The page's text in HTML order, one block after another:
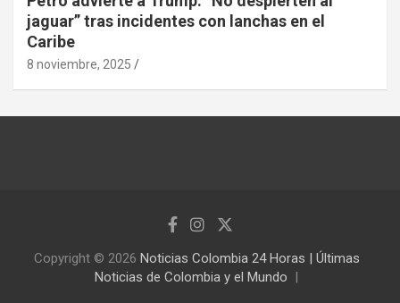
jaguar” tras incidentes con lanchas en el
Caribe
8 noviembre, 2025
Copyright © 2026 Noticias Colombia 24 Horas | Últimas
Noticias de Colombia y el Mundo